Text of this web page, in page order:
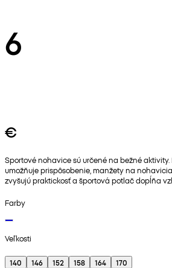
6
€
Sportové nohavice sú určené na bežné
umožňuje prispôsobenie, manžety na
zvyšujú praktickosť a športová potlač dopĺňa
Farby
Veľkosti
140 146 152 158 164
170